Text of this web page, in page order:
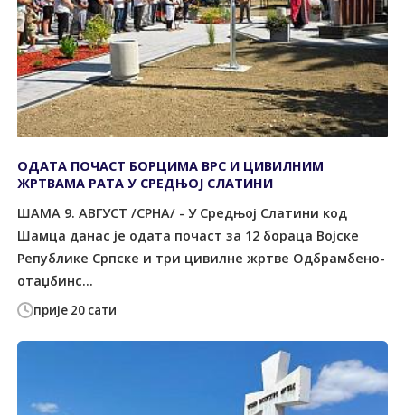
прије 20 сати
ОДАTА ПОЧАСT БОРЦИМА ВРС И ЦИВИЛНИМ
ЖРTВАМА РАTА У СРЕДЊОЈ СЛАTИНИ
ШАМА 9. АВГУСT /СРНА/ - У Средњој Слатини код
Шамца данас је одата почаст за 12 бораца Војске
Републике Српске и три цивилне жртве Одбрамбено-
отаџбинс...